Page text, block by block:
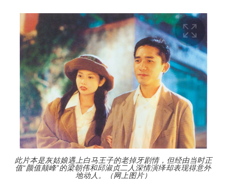
此片本是灰姑娘遇上白马王子的老掉牙剧情，但经由当时正
值“颜值颠峰”的梁朝伟和邱淑贞二人深情演绎却表现得意外
地动人。（网上图片）